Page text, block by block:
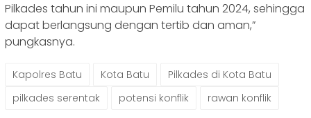
Pilkades tahun ini maupun Pemilu tahun 2024, sehingga
dapat berlangsung dengan tertib dan aman,”
pungkasnya.
Kapolres Batu Kota Batu
Pilkades di Kota Batu
pilkades serentak
potensi konflik rawan konflik